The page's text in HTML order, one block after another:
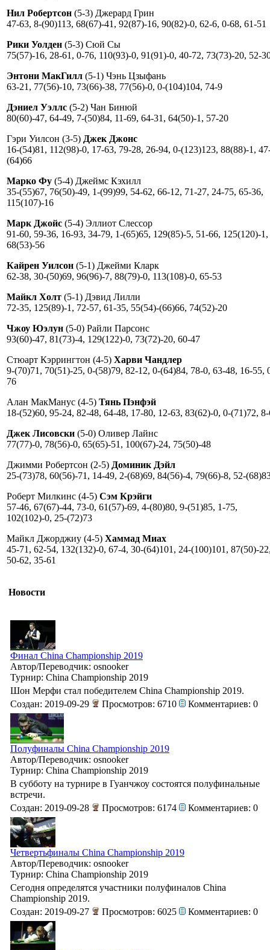
Нил Робертсон (5-3) Джерард Грин
47-63, 8-(90)113, 68(67)-41, 92(87)-16, 90(82)-0, 62-6, 0-68, 61-51
Рики Уолден (5-3) Сюй Сы
75(57)-16, 28-61, 0-76, 110(93)-0, 91(91)-0, 40-72, 73(73)-20, 52-
Энтони МакГилл (5-1) Чэнь Цзыфань
63-21, 77(56)-10, 73(66)-38, 77(56)-0, 0-(104)104, 74-9
Дэниел Уэллс (5-2) Чан Бинюй
80(60)-47, 64-49, 7-(50)84, 11-69, 64-31, 64(50)-1, 57-20
Гэри Уилсон (3-5) Джек Джонс
16-(54)81, 112(98)-0, 17-63, 79-28, 26-94, 0-(123)123, 88(88)-1,
(64)66
Марко Фу (5-4) Джеймс Кэхилл
35-(55)67, 76(50)-49, 1-(99)99, 54-62, 66-12, 71-27, 24-75, 65-36,
115(107)-16
Марк Джойс (5-4) Эллиот Слессор
91-60, 59-36, 16-93, 34-79, 1-(65)65, 129(85)-5, 51-66, 125(120)-1,
68(53)-56
Кайрен Уилсон (5-1) Джейми Кларк
62-38, 30-(50)69, 96(96)-7, 88(79)-0, 113(108)-0, 65-53
Майкл Холт (5-1) Дэвид Лилли
72-35, 125(89)-1, 72-57, 61-35, 55(54)-(66)66, 74(52)-20
Чжоу Юэлун (5-0) Райли Парсонс
93(60)-47, 81(73)-4, 129(122)-0, 73(72)-20, 60-47
Стюарт Кэррингтон (4-5) Харви Чандлер
9-(70)71, 70(51)-25, 0-(58)79, 82-12, 0-(64)84, 78-0, 63-48, 16-55,
76
Алан МакМанус (4-5) Тянь Пэнфэй
18-(52)60, 95-24, 82-48, 64-48, 17-80, 12-63, 83(62)-0, 0-(71)72,
Джек Лисовски (5-0) Оливер Лайнс
77(77)-0, 78(56)-0, 65(65)-51, 100(67)-24, 75(50)-48
Джимми Робертсон (2-5) Доминик Дэйл
25-(73)78, 60(56)-71, 14-49, 2-(68)69, 84(56)-4, 79(66)-8, 52-
Роберт Милкинс (4-5) Сэм Крэйги
57-46, 67(67)-44, 73-0, 61(57)-69, 4-(80)80, 9-(51)85, 1-75,
102(102)-0, 25-(72)73
Майкл Джорджиу (4-5) Хаммад Миах
45-71, 62-54, 132(132)-0, 67-4, 30-(64)101, 24-(100)101, 87(50)-
50-62, 35-61
Новости
Финал China Championship 2019
Автор/Переводчик: osnooker
Турнир: China Championship 2019
Шон Мерфи стал победителем China Championship 2019.
Создан: 2019-09-29
Просмотров: 6710 Комментариев: 0
Полуфиналы China Championship 2019
Автор/Переводчик: osnooker
Турнир: China Championship 2019
В субботу на турнире в Гуанчжоу состоятся полуфинальные
встречи.
Создан: 2019-09-28
Просмотров: 6174 Комментариев: 0
Четвертьфиналы China Championship 2019
Автор/Переводчик: osnooker
Турнир: China Championship 2019
Сегодня определятся участники полуфиналов China
Championship 2019.
Создан: 2019-09-27
Просмотров: 6025 Комментариев: 0